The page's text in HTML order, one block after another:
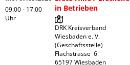
09:00 - 17:00
Uhr
in Betrieben
DRK Kreisverband
Wiesbaden e. V.
(Geschäftsstelle)
Flachstrasse  6
65197 Wiesbaden